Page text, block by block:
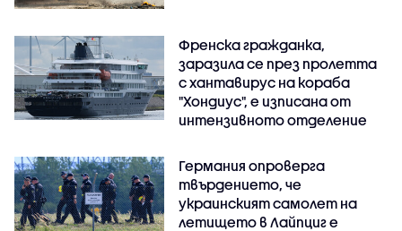
Френска гражданка,
заразила се през пролетта
с хантавирус на кораба
"Хондиус", е изписана от
интензивното отделение
Германия опроверга
твърдението, че
украинският самолет на
летището в Лайпциг е